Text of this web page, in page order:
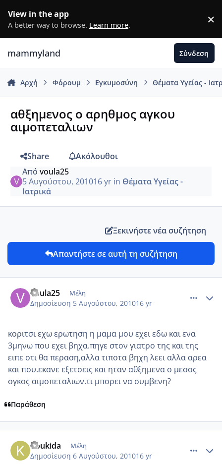
View in the app
A better way to browse. Learn more. ×
mammyland Σύνδεση
Αρχή Φόρουμ Εγκυμοσύνη Θέματα Υγείας -
αθξημενος ο αρηθμος αγκου
αιμοπεταλιων
Share
Ακόλουθοι
Από voula25
5 Αυγούστου, 201016 yrin Θέματα Υγείας -
Ιατρικά
Ξεκινήστε νέα συζήτηση
Απαντήστε σε αυτή τη συζήτηση
voula25 Μέλη
Δημοσίευση 5 Αυγούστου, 201016 yr
κοριτσι εχω ερωτηση η μαμα μου εχει εδω και ενα
3μηνω που εχει βηχα.πηγε στον γιατρο της και της
ειπε οτι θα περαση,αλλα τιποτα βηχη λεει αλλα αρεα
και που.εκανε εξετσεις και ηταν αθξημενα ο μεσος
ογκος αιμοπεταλιων.τι μπορει να συμβενη?
Παράθεση
Koukida Μέλη
Δημοσίευση 6 Αυγούστου, 201016 yr